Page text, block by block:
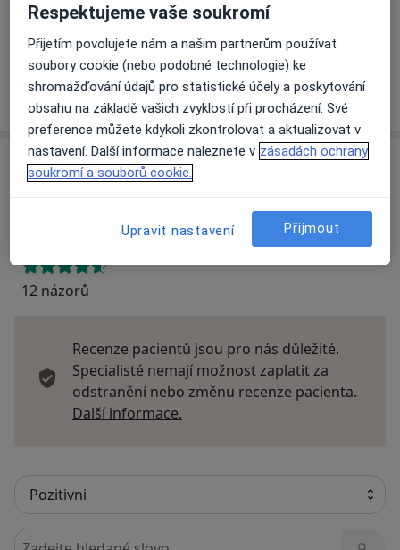
Na teto adrese lékař přijímá pacienty na pojišťovnu
Detaily
Víceo adrese
Názory
Přidejte svůj názor
12 názorů
Recenze pacientů jsou pro nás důležité.
Specialisté nemají možnost zaplatit za
odstranění nebo změnu recenze pacienta.
Další informace.
Hledejte v názorech
Respektujeme vaše soukromí
Přijetím povolujete nám a našim partnerům používat
soubory cookie (nebo podobné technologie) ke
shromažďování údajů pro statistické účely a poskytování
obsahu na základě vašich zvyklostí při procházení. Své
preference můžete kdykoli zkontrolovat a aktualizovat v
nastavení. Další informace naleznete v zásadách ochrany
soukromí a souborů cookie.
Upravit nastavení Přijmout